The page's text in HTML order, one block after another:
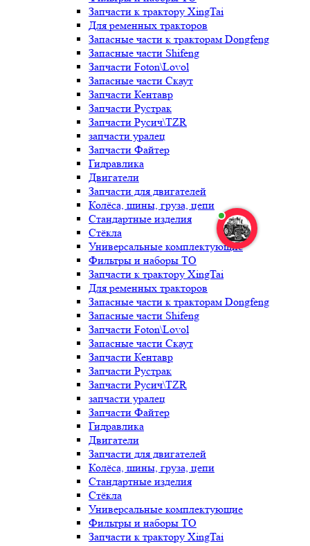
Запчасти к трактору XingTai
Для ременных тракторов
Запасные части к тракторам Dongfeng
Запасные части Shifeng
Запчасти Foton\Lovol
Запасные части Скаут
Запчасти Кентавр
Запчасти Рустрак
Запчасти Русич\TZR
запчасти уралец
Запчасти Файтер
Гидравлика
Двигатели
Запчасти для двигателей
Колёса, шины, груза, цепи
Стандартные изделия
Стёкла
Универсальные комплектующие
Фильтры и наборы ТО
Запчасти к трактору XingTai
Для ременных тракторов
Запасные части к тракторам Dongfeng
Запасные части Shifeng
Запчасти Foton\Lovol
Запасные части Скаут
Запчасти Кентавр
Запчасти Рустрак
Запчасти Русич\TZR
запчасти уралец
Запчасти Файтер
Гидравлика
Двигатели
Запчасти для двигателей
Колёса, шины, груза, цепи
Стандартные изделия
Стёкла
Универсальные комплектующие
Фильтры и наборы ТО
Запчасти к трактору XingTai